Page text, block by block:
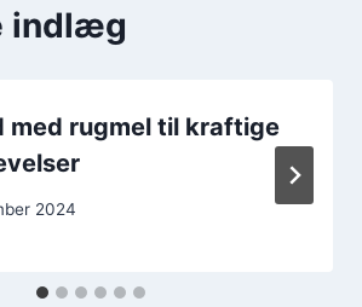
indlæg
med rugmel til kraftige
2024